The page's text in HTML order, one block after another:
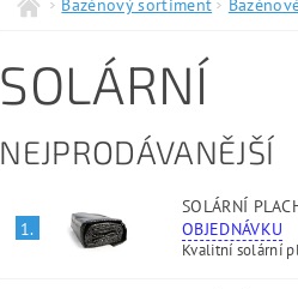
Bazénový sortiment
SOLÁRNÍ
NEJPRODÁVANĚJŠÍ
1.
SOLÁRNÍ
OBJEDNÁVKU
Kvalitní solární